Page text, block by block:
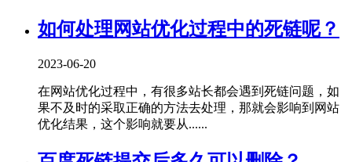
如何处理网站优化过程中的死链呢？
2023-06-20
在网站优化过程中，有很多站长都会遇到死链问题，如
果不及时的采取正确的方法去处理，那就会影响到网站
优化结果，这个影响就要从......